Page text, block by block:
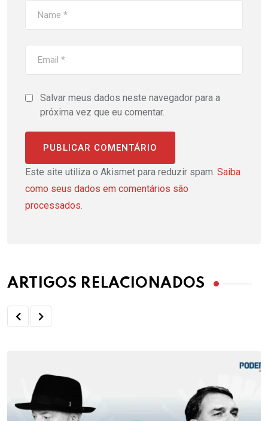
Salvar meus dados neste navegador para a
próxima vez que eu comentar.
Este site utiliza o Akismet para reduzir spam. Saiba
como seus dados em comentários são
processados.
ARTIGOS RELACIONADOS